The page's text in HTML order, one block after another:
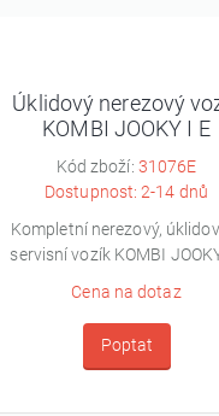
Úklidový nerezový
KOMBI JOOKY I E
Kód zboží: 31076E
Dostupnost: 2-14 dnů
Kompletní nerezový,
servisní vozík KOMBI JOOKY
Cena na dotaz
Poptat